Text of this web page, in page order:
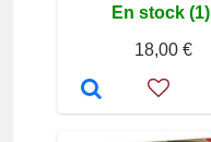
En stock (1)
18,00 €